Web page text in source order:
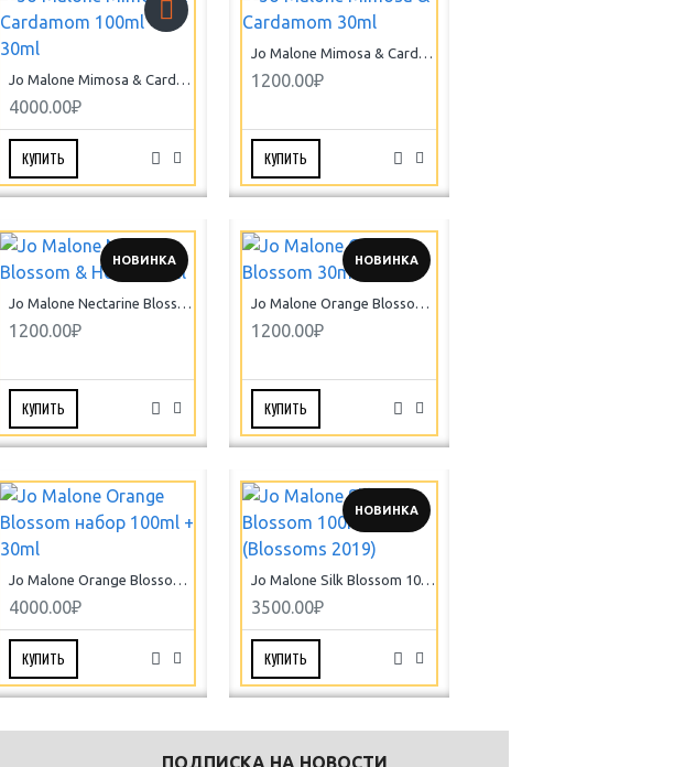
Jo Malone Mimosa & Cardamom 100ml + 30ml
4000.00₽
КУПИТЬ
Jo Malone Mimosa & Cardamom 30ml
1200.00₽
КУПИТЬ
НОВИНКА
Jo Malone Nectarine Blossom & Honey 30ml
1200.00₽
КУПИТЬ
НОВИНКА
Jo Malone Orange Blossom 30ml
1200.00₽
КУПИТЬ
Jo Malone Orange Blossom набор 100ml + 30ml
4000.00₽
КУПИТЬ
НОВИНКА
Jo Malone Silk Blossom 100ml (Blossoms 2019)
3500.00₽
КУПИТЬ
ПОДПИСКА НА НОВОСТИ